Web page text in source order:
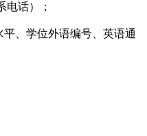
话）；
、学位外语编号、英语通